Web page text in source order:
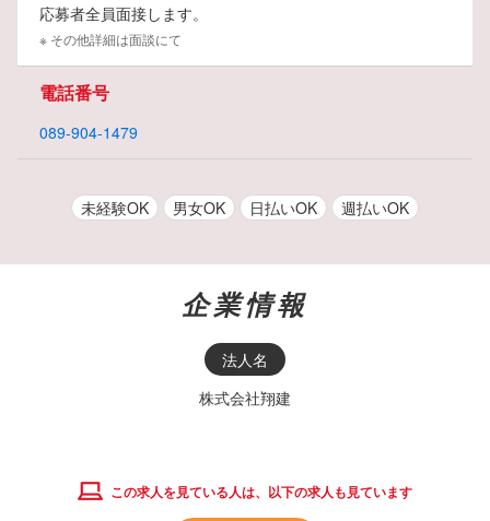
応募者全員面接します。
※ その他詳細は面談にて
電話番号
089-904-1479
未経験OK 男女OK 日払いOK 週払いOK
企業情報
法人名
株式会社翔建
この求人を見ている人は、以下の求人も見ています